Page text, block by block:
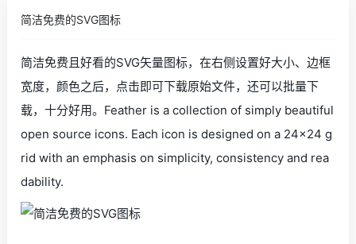
简洁免费的SVG图标
简洁免费且好看的SVG矢量图标，在右侧设置好大小、边框
宽度，颜色之后，点击即可下载原始文件，还可以批量下
载，十分好用。Feather is a collection of simply beautiful
open source icons. Each icon is designed on a 24x24 g
rid with an emphasis on simplicity, consistency and rea
dability.